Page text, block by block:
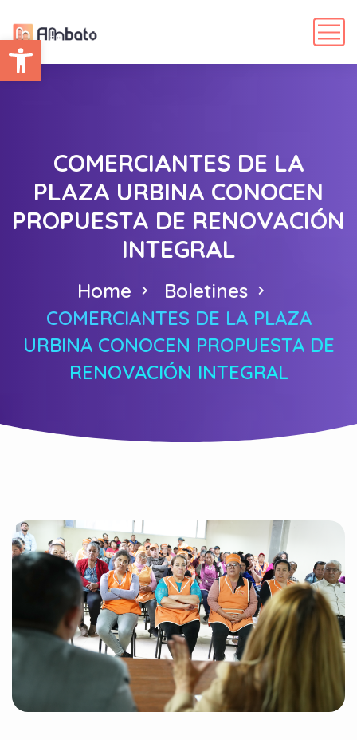
Abrir barra de herramientas
COMERCIANTES DE LA
PLAZA URBINA CONOCEN
PROPUESTA DE RENOVACIÓN
INTEGRAL
Home
Boletines
COMERCIANTES DE LA PLAZA
URBINA CONOCEN PROPUESTA DE
RENOVACIÓN INTEGRAL